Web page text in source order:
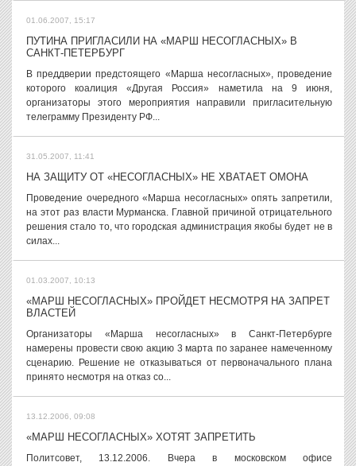
01.06.2007, 15:17
ПУТИНА ПРИГЛАСИЛИ НА «МАРШ НЕСОГЛАСНЫХ» В
САНКТ-ПЕТЕРБУРГ
В преддверии предстоящего «Марша несогласных», проведение
которого коалиция «Другая Россия» наметила на 9 июня,
организаторы этого мероприятия направили пригласительную
телеграмму Президенту РФ...
31.05.2007, 11:41
НА ЗАЩИТУ ОТ «НЕСОГЛАСНЫХ» НЕ ХВАТАЕТ ОМОНА
Проведение очередного «Марша несогласных» опять запретили,
на этот раз власти Мурманска. Главной причиной отрицательного
решения стало то, что городская администрация якобы будет не в
силах...
01.03.2007, 10:13
«МАРШ НЕСОГЛАСНЫХ» ПРОЙДЕТ НЕСМОТРЯ НА ЗАПРЕТ
ВЛАСТЕЙ
Организаторы «Марша несогласных» в Санкт-Петербурге
намерены провести свою акцию 3 марта по заранее намеченному
сценарию. Решение не отказываться от первоначального плана
принято несмотря на отказ со...
13.12.2006, 09:08
«МАРШ НЕСОГЛАСНЫХ» ХОТЯТ ЗАПРЕТИТЬ
Политсовет, 13.12.2006. Вчера в московском офисе